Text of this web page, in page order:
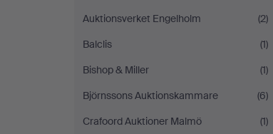
Auktionsverket Engelholm
(2)
Balclis
(1)
Bishop & Miller
(1)
Björnssons Auktionskammare
(6)
Crafoord Auktioner Malmö
(1)